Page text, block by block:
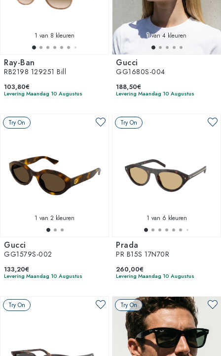
1 van 8 kleuren
Ray-Ban
RB2198 129251 Bill
103,80€
Levering Maandag 10 Augustus
1van 4 kleuren
Gucci
GG1680S-004
188,50€
Levering Maandag 10 Augustus
Try On
1 van 2 kleuren
Gucci
GG1579S-002
133,20€
Levering Maandag 10 Augustus
Try On
1 van 6 kleuren
Prada
PR B15S 17N70R
260,00€
Levering Maandag 10 Augustus
Try On Try On